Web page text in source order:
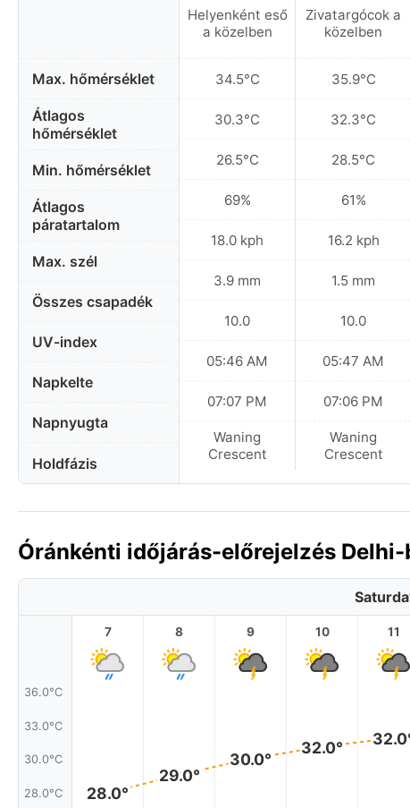
Max. hőmérséklet
Átlagos
hőmérséklet
Min. hőmérséklet
Átlagos
páratartalom
Max. szél
Összes csapadék
UV-index
Napkelte
Napnyugta
Holdfázis
Helyenként eső
a közelben
34.5°C
30.3°C
26.5°C
69%
18.0 kph
3.9 mm
10.0
05:46 AM
07:07 PM
Waning
Crescent
Zivatargócok a
közelben
35.9°C
32.3°C
28.5°C
61%
16.2 kph
1.5 mm
10.0
05:47 AM
07:06 PM
Waning
Crescent
Óránkénti időjárás-előrejelzés Delhi-
36.0°C
33.0°C
30.0°C
28.0°C
7
28.0°
8
29.0°
9
30.0°
10
32.0°
11